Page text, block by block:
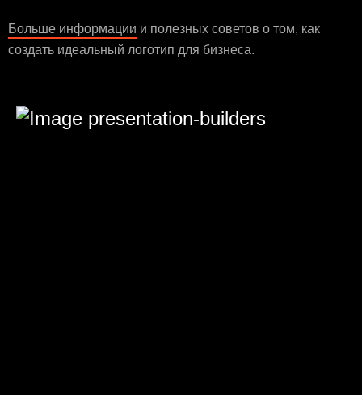
Больше информации и полезных советов о том, как
создать идеальный логотип для бизнеса.